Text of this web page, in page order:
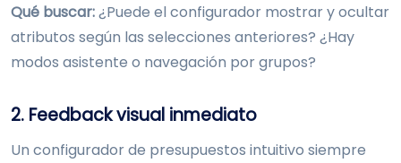
Qué buscar:¿Puede el configurador mostrar y ocultar
atributos según las selecciones anteriores? ¿Hay
modos asistente o navegación por grupos?
2. Feedback visual inmediato
Un configurador de presupuestos intuitivo siempre